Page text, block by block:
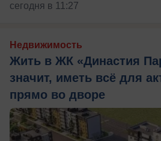
сегодня в 11:27
Недвижимость
Жить в ЖК «Династия
значит, иметь всё для
прямо во дворе